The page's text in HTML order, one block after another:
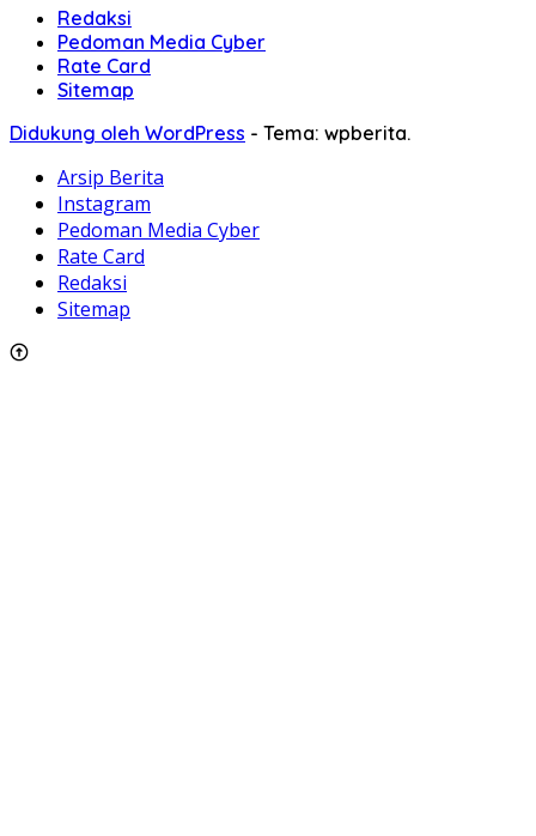
Redaksi
Pedoman Media Cyber
Rate Card
Sitemap
Didukung oleh WordPress - Tema: wpberita.
Arsip Berita
Instagram
Pedoman Media Cyber
Rate Card
Redaksi
Sitemap